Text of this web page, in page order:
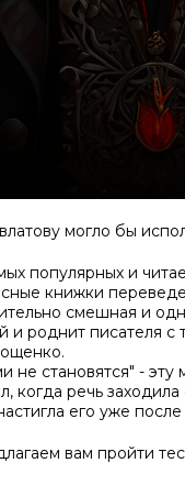
могло бы
популярных и
книжки
смешная и
и роднит писателя
становятся" -
когда речь
его уже после
вам пройти